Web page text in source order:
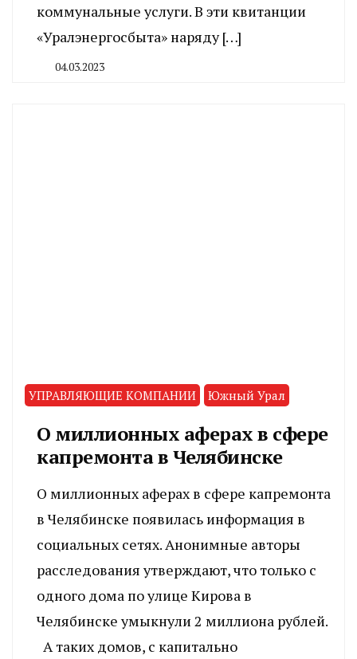
коммунальные услуги. В эти квитанции
«Уралэнергосбыта» наряду […]
04.03.2023
УПРАВЛЯЮЩИЕ КОМПАНИИ Южный Урал
О миллионных аферах в сфере
капремонта в Челябинске
О миллионных аферах в сфере капремонта
в Челябинске появилась информация в
социальных сетях. Анонимные авторы
расследования утверждают, что только с
одного дома по улице Кирова в
Челябинске умыкнули 2 миллиона рублей.
А таких домов, с капитально